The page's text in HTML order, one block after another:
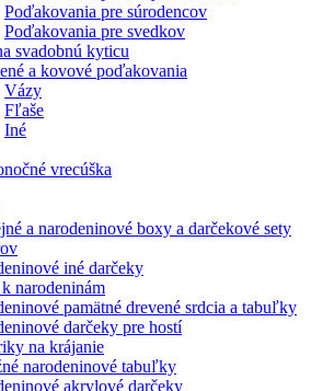
Poďakovania pre súrodencov
Poďakovania pre svedkov
svadobnú kyticu
a kovové poďakovania
Vázy
Fľaše
Iné
vrecúška
a narodeninové boxy a darčekové sety
iné darčeky
narodeninám
pamätné drevené srdcia a tabuľky
darčeky pre hostí
na krájanie
narodeninové tabuľky
akrylové darčeky